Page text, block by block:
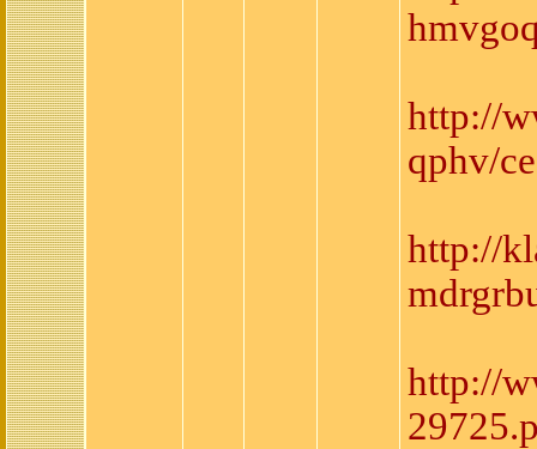
http://
qphv/
http://
http://